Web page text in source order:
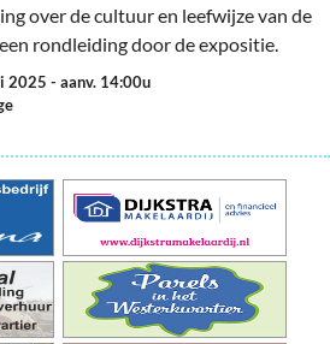
over de cultuur en leefwijze van de
rondleiding door de expositie.
2025 - aanv. 14:00u